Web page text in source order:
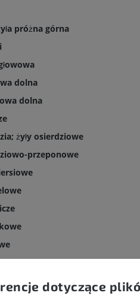
próżna górna
dolna
dolna
żyły osierdziowe
przeponowe
podpotyliczny
żyła szyjna głęboka
wewnętrzne
KOŃCZYNA GÓRNA
dotyczące